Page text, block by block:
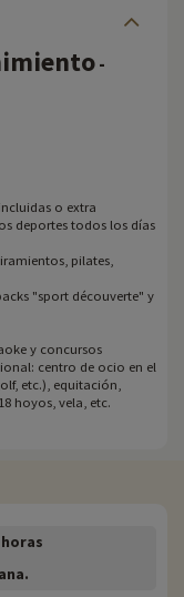
-
o extra
deportes todos los días
pilates,
"sport découverte" y
y concursos
centro de ocio en el
etc.), equitación,
hoyos, vela, etc.
horas